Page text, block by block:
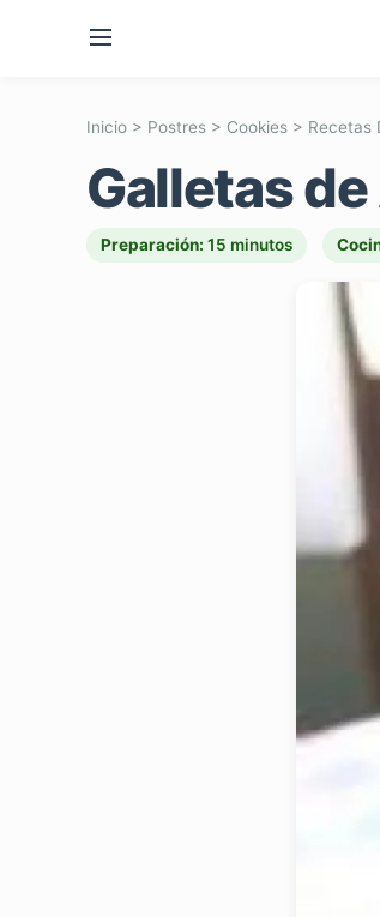
Inicio > Postres > Cookies > Recetas
Galletas
Preparación: 15 minutos